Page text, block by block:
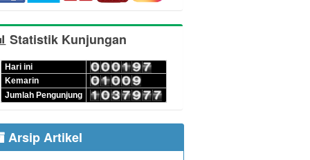
Statistik Kunjungan
Hari ini
Kemarin
Jumlah Pengunjung
Arsip Artikel